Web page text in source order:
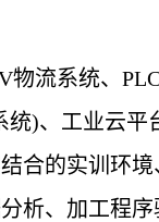
物流系统、
统)、工业云平
合的实训环
析、加工程